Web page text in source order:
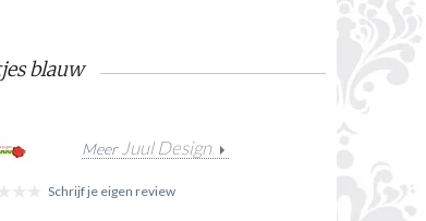
blauw
Meer Juul Design
Schrijf je eigen review